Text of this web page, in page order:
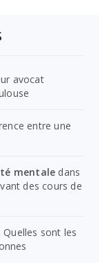
avocat
entre une
mentale dans
des cours de
Quelles sont les